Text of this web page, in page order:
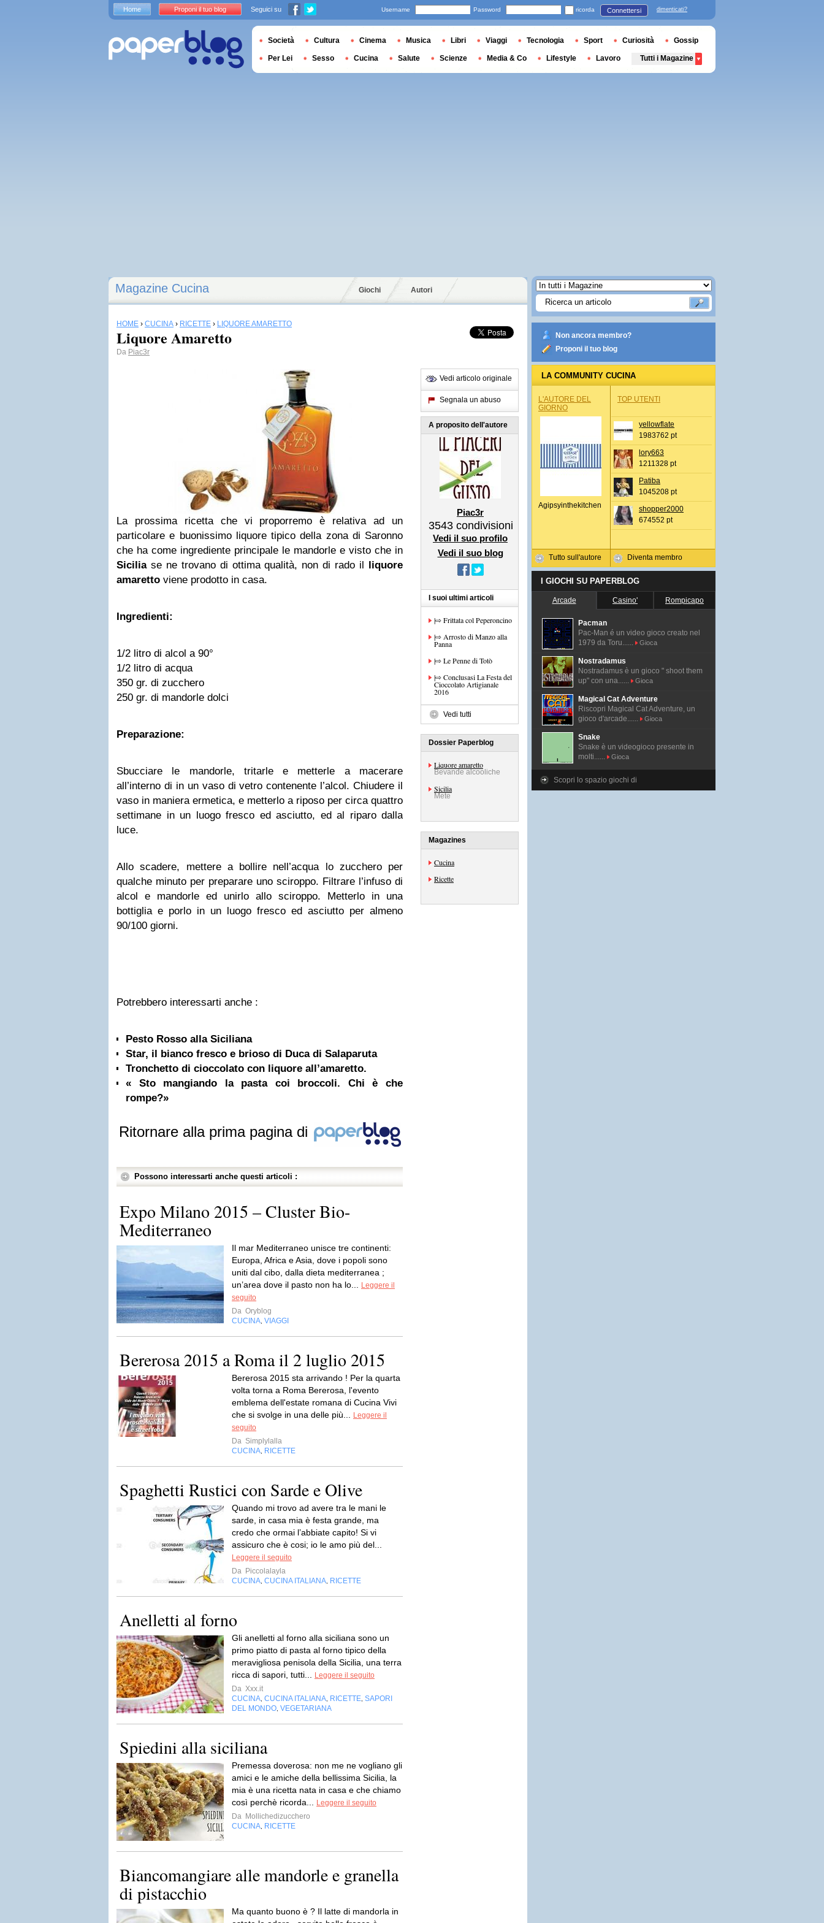
Magazine Cucina Giochi Autori
HOME › CUCINA › RICETTE › LIQUORE AMARETTO
Liquore Amaretto
Da Piac3r
La prossima ricetta che vi proporremo è relativa ad un
particolare e buonissimo liquore tipico della zona di Saronno
che ha come ingrediente principale le mandorle e visto che in
Siciliase ne trovano di ottima qualità, non di rado il liquore
amaretto viene prodotto in casa.
Ingredienti:
1/2 litro di alcol a 90°
1/2 litro di acqua
350 gr. di zucchero
250 gr. di mandorle dolci
Preparazione:
Sbucciare le mandorle, tritarle e metterle a macerare
all’interno di in un vaso di vetro contenente l’alcol. Chiudere il
vaso in maniera ermetica, e metterlo a riposo per circa quattro
settimane in un luogo fresco ed asciutto, ed al riparo dalla
luce.
Allo scadere, mettere a bollire nell’acqua lo zucchero per
qualche minuto per preparare uno sciroppo. Filtrare l’infuso di
alcol e mandorle ed unirlo allo sciroppo. Metterlo in una
bottiglia e porlo in un luogo fresco ed asciutto per almeno
90/100 giorni.
Potrebbero interessarti anche :
Pesto Rosso alla Siciliana
Star, il bianco fresco e brioso di Duca di Salaparuta
Tronchetto di cioccolato con liquore all’amaretto.
« Sto mangiando la pasta coi broccoli. Chi è che
rompe?»
Ritornare alla prima pagina di
Possono interessarti anche questi articoli :
Expo Milano 2015 – Cluster Bio-
Mediterraneo
Il mar Mediterraneo unisce tre continenti:
Europa, Africa e Asia, dove i popoli sono
uniti dal cibo, dalla dieta mediterranea ;
un’area dove il pasto non ha lo...
Leggere il
seguito
Da Oryblog
CUCINA VIAGGI
Bererosa 2015 a Roma il 2 luglio 2015
Bererosa 2015 sta arrivando ! Per la quarta
volta torna a Roma Bererosa, l'evento
emblema dell'estate romana di Cucina Vivi
che si svolge in una delle più...
Leggere il
seguito
Da Simplylalla
CUCINA RICETTE
Spaghetti Rustici con Sarde e Olive
Quando mi trovo ad avere tra le mani le
sarde, in casa mia è festa grande, ma
credo che ormai l’abbiate capito! Si vi
assicuro che è cosi; io le amo più del...
Leggere il seguito
Da Piccolalayla
CUCINA CUCINA ITALIANA RICETTE
Anelletti al forno
Gli anelletti al forno alla siciliana sono un
primo piatto di pasta al forno tipico della
meravigliosa penisola della Sicilia, una terra
ricca di sapori, tutti...
Leggere il seguito
Da Xxx.it
CUCINA CUCINA ITALIANA RICETTE SAPORI
DEL MONDO VEGETARIANA
Spiedini alla siciliana
Premessa doverosa: non me ne vogliano gli
amici e le amiche della bellissima Sicilia, la
mia è una ricetta nata in casa e che chiamo
così perchè ricorda...
Leggere il seguito
Da Mollichedizucchero
CUCINA RICETTE
Biancomangiare alle mandorle e granella
di pistacchio
Ma quanto buono è ? Il latte di mandorla in
Vedi articolo originale
Segnala un abuso
A proposito dell'autore
Piac3r
3543 condivisioni
Vedi il suo profilo
Vedi il suo blog
I suoi ultimi articoli
|⇨ Frittata col Peperoncino
|⇨ Arrosto di Manzo alla
Panna
|⇨ Le Penne di Totò
|⇨ Conclusasi La Festa del
Cioccolato Artigianale
2016
Vedi tutti
Dossier Paperblog
Liquore amaretto
Bevande alcooliche
Sicilia
Mete
Magazines
Cucina
Ricette
Non ancora membro?
Proponi il tuo blog
LA COMMUNITY CUCINA
L'AUTORE DEL
GIORNO
Agipsyinthekitchen
Tutto sull'autore
TOP UTENTI
yellowflate
1983762 pt
lory663
1211328 pt
Patiba
1045208 pt
shopper2000
674552 pt
Diventa membro
I GIOCHI SU PAPERBLOG
Arcade Casino' Rompicapo
Pacman
Pac-Man é un video gioco creato nel
1979 da Toru......
Gioca
Nostradamus
Nostradamus è un gioco " shoot them
up" con una......
Gioca
Magical Cat Adventure
Riscopri Magical Cat Adventure, un
gioco d'arcade......
Gioca
Snake
Snake è un videogioco presente in
molti......
Gioca
Scopri lo spazio giochi di
Home Proponi il tuo blog Seguici su Username Password ricorda Connettersi dimenticati?
Società Cultura Cinema Musica Libri Viaggi Tecnologia Sport Curiosità Gossip
Per Lei Sesso Cucina Salute Scienze Media & Co Lifestyle Lavoro Tutti i Magazine